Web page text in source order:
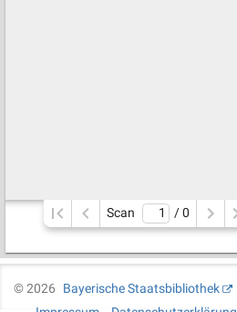
Scan / 0
©2026
Bayerische Staatsbibliothek